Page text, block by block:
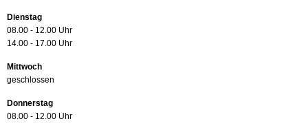
Dienstag
08.00 - 12.00 Uhr
14.00 - 17.00 Uhr
Mittwoch
geschlossen
Donnerstag
08.00 - 12.00 Uhr